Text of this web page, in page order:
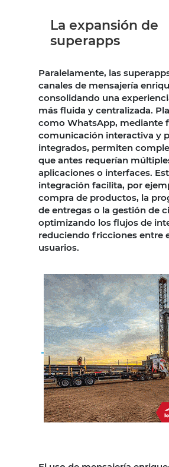
La expansión de
superapps
Paralelamente, las
canales de mensajería
consolidando una
más fluida y centralizada.
como WhatsApp, mediante
comunicación interactiva y
integrados, permiten
que antes requerían
aplicaciones o interfaces.
integración facilita, por
compra de productos, la
de entregas o la gestión de
optimizando los flujos de
reduciendo fricciones entre
usuarios.